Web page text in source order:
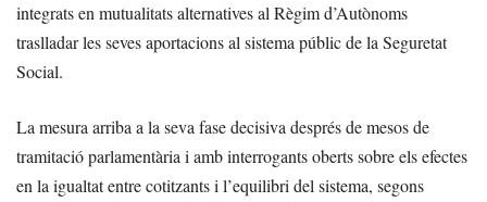
integrats en mutualitats alternatives al Règim d’Autònoms
traslladar les seves aportacions al sistema públic de la Seguretat
Social.
La mesura arriba a la seva fase decisiva després de mesos de
tramitació parlamentària i amb interrogants oberts sobre els efectes
en la igualtat entre cotitzants i l’equilibri del sistema, segons